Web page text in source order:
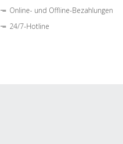
Online- und Offline-Bezahlungen
24/7-Hotline